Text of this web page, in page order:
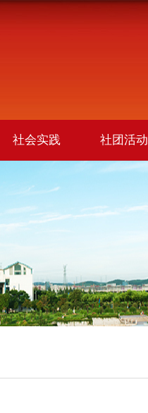
社会实践 社团活动